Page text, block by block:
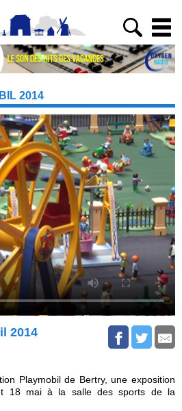
2014
2014
Playmobil de Bertry, une exposition
18 mai à la salle des sports de la